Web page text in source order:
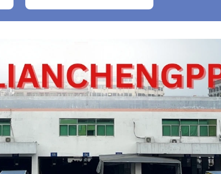
nylon trắng, 1 cái)